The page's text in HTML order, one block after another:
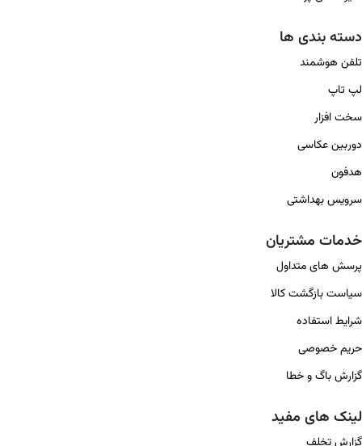
دسته بندی ها
تلفن هوشمند
لپ تاپ
سخت افزار
دوربین عکاسی
هدفون
سرویس بهداشتی
خدمات مشتریان
پرسش های متداول
سیاست بازگشت کالا
شرایط استفاده
حریم خصوصی
گزارش باگ و خطا
لینک های مفید
گزارش تخلف